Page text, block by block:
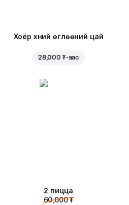
Хоёр хүний өглөөний цай
28,000 ₮-аас
2 пицца
60,000 ₮